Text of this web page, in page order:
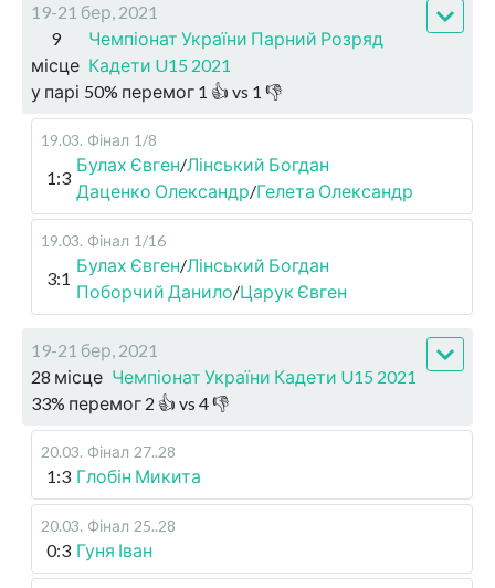
19-21 бер, 2021
9
місце
Чемпіонат України Парний Розряд
Кадети U15 2021
у парі 50% перемог 1 👍 vs 1 👎
19.03. Фінал 1/8
1:3
Булах Євген/Лінський Богдан
Даценко Олександр/Гелета Олександр
19.03. Фінал 1/16
3:1
Булах Євген/Лінський Богдан
Поборчий Данило/Царук Євген
19-21 бер, 2021
28 місце Чемпіонат України Кадети U15 2021
33% перемог 2 👍 vs 4👎
20.03. Фінал 27..28
1:3 Глобін Микита
20.03. Фінал 25..28
0:3 Гуня Іван